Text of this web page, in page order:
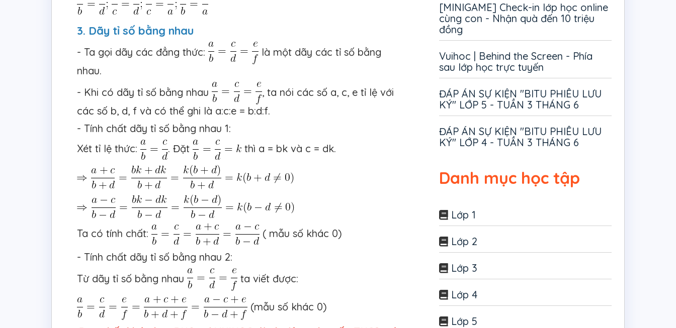
3. Dãy tỉ số bằng nhau
- Ta gọi dãy các đẳng thức:
là một dãy các tỉ số bằng
nhau.
- Khi có dãy tỉ số bằng nhau
, ta nói các số a, c, e tỉ lệ với
các số b, d, f và có thể ghi là a:c:e = b:d:f.
- Tính chất dãy tỉ số bằng nhau 1:
Xét tỉ lệ thức:
. Đặt thì a = bk và c = dk.
Ta có tính chất:
( mẫu số khác 0)
- Tính chất dãy tỉ số bằng nhau 2:
Từ dãy tỉ số bằng nhau
ta viết được:
(mẫu số khác 0)
[MINIGAME] Check-in lớp học online
cùng con - Nhận quà đến 10 triệu
đồng
Vuihoc | Behind the Screen - Phía
sau lớp học trực tuyến
ĐÁP ÁN SỰ KIỆN "BITU PHIÊU LƯU
KÝ" LỚP 5 - TUẦN 3 THÁNG 6
ĐÁP ÁN SỰ KIỆN "BITU PHIÊU LƯU
KÝ" LỚP 4 - TUẦN 3 THÁNG 6
Danh mục học tập
Lớp 1
Lớp 2
Lớp 3
Lớp 4
Lớp 5